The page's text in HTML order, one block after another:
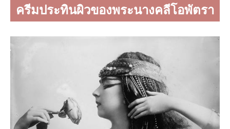
ครีมประทินผิวของพระนางคลีโอพัตรา